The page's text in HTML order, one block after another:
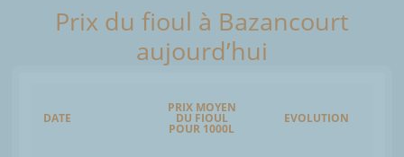
Prix du fioul à Bazancourt
aujourd’hui
DATE
PRIX MOYEN
DU FIOUL
POUR 1000L
EVOLUTION